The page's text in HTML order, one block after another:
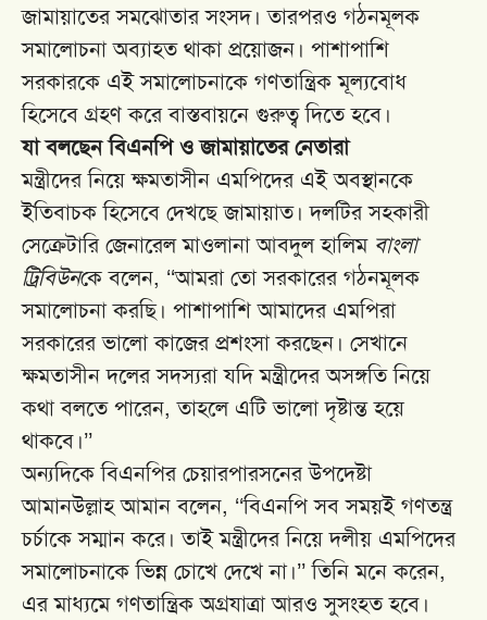
জামায়াতের সমঝোতার সংসদ। তারপরও গঠনমূলক
সমালোচনা অব্যাহত থাকা প্রয়োজন। পাশাপাশি
সরকারকে এই সমালোচনাকে গণতান্ত্রিক মূল্যবোধ
হিসেবে গ্রহণ করে বাস্তবায়নে গুরুত্ব দিতে হবে।
যা বলছেন বিএনপি ও জামায়াতের নেতারা
মন্ত্রীদের নিয়ে ক্ষমতাসীন এমপিদের এই অবস্থানকে
ইতিবাচক হিসেবে দেখছে জামায়াত। দলটির সহকারী
সেক্রেটারি জেনারেল মাওলানা আবদুল হালিম বাংলা
ট্রিবিউনকে বলেন, ‘‘আমরা তো সরকারের গঠনমূলক
সমালোচনা করছি। পাশাপাশি আমাদের এমপিরা
সরকারের ভালো কাজের প্রশংসা করছেন। সেখানে
ক্ষমতাসীন দলের সদস্যরা যদি মন্ত্রীদের অসঙ্গতি নিয়ে
কথা বলতে পারেন, তাহলে এটি ভালো দৃষ্টান্ত হয়ে
থাকবে।’’
অন্যদিকে বিএনপির চেয়ারপারসনের উপদেষ্টা
আমানউল্লাহ আমান বলেন, ‘‘বিএনপি সব সময়ই গণতন্ত্র
চর্চাকে সম্মান করে। তাই মন্ত্রীদের নিয়ে দলীয় এমপিদের
সমালোচনাকে ভিন্ন চোখে দেখে না।’’ তিনি মনে করেন,
এর মাধ্যমে গণতান্ত্রিক অগ্রযাত্রা আরও সুসংহত হবে।